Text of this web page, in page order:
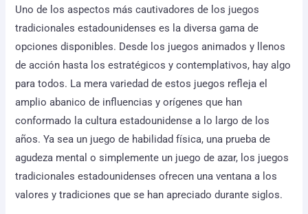
Uno de los aspectos más cautivadores de los juegos
tradicionales estadounidenses es la diversa gama de
opciones disponibles. Desde los juegos animados y llenos
de acción hasta los estratégicos y contemplativos, hay algo
para todos. La mera variedad de estos juegos refleja el
amplio abanico de influencias y orígenes que han
conformado la cultura estadounidense a lo largo de los
años. Ya sea un juego de habilidad física, una prueba de
agudeza mental o simplemente un juego de azar, los juegos
tradicionales estadounidenses ofrecen una ventana a los
valores y tradiciones que se han apreciado durante siglos.